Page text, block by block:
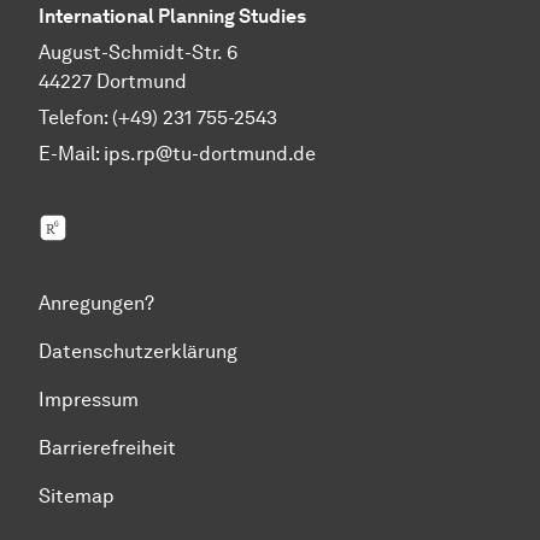
International Planning Studies
August-Schmidt-Str. 6
44227 Dortmund
Telefon: (+49) 231 755-2543
E-Mail: ips.rp@tu-dortmund.de
Anregungen?
Datenschutzerklärung
Impressum
Barrierefreiheit
Sitemap